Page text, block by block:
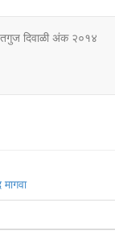
दिवाळी अंक २०१४